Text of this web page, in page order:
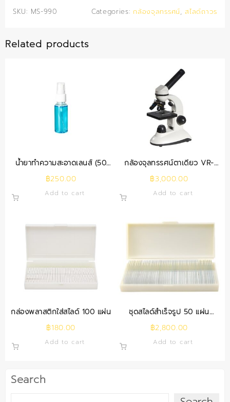
Search
SKU: MS-990 Categories:กล้องจุลทรรศน์,สไลด์ถาวร
Related products
น้ำยาทำความสะอาดเลนส์ (50
มล.)
฿250.00
Add to cart
กล้องจุลทรรศน์ตาเดียว VR-
10M
฿3,000.00
Add to cart
กล่องพลาสติกใส่สไลด์ 100 แผ่น
฿180.00
Add to cart
ชุดสไลด์สำเร็จรูป 50 แผ่น
(พร้อมกล่อง)
฿2,800.00
Add to cart